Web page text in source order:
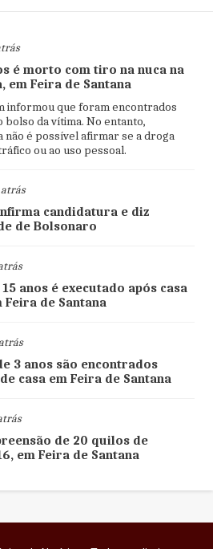
é morto com tiro na nuca na
em Feira de Santana
informou que foram encontrados
bolso da vítima. No entanto,
não é possível afirmar se a droga
ou ao uso pessoal.
candidatura e diz
de Bolsonaro
anos é executado após casa
de Santana
3 anos são encontrados
casa em Feira de Santana
de 20 quilos de
em Feira de Santana